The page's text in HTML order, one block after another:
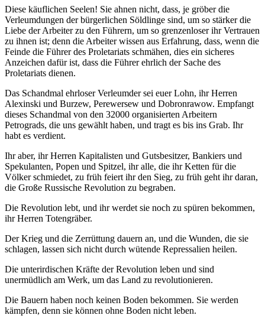
Diese käuflichen Seelen! Sie ahnen nicht, dass, je gröber die
Verleumdungen der bürgerlichen Söldlinge sind, um so stärker die
Liebe der Arbeiter zu den Führern, um so grenzenloser ihr Vertrauen
zu ihnen ist; denn die Arbeiter wissen aus Erfahrung, dass, wenn die
Feinde die Führer des Proletariats schmähen, dies ein sicheres
Anzeichen dafür ist, dass die Führer ehrlich der Sache des
Proletariats dienen.
Das Schandmal ehrloser Verleumder sei euer Lohn, ihr Herren
Alexinski und Burzew, Perewersew und Dobronrawow. Empfangt
dieses Schandmal von den 32000 organisierten Arbeitern
Petrograds, die uns gewählt haben, und tragt es bis ins Grab. Ihr
habt es verdient.
Ihr aber, ihr Herren Kapitalisten und Gutsbesitzer, Bankiers und
Spekulanten, Popen und Spitzel, ihr alle, die ihr Ketten für die
Völker schmiedet, zu früh feiert ihr den Sieg, zu früh geht ihr daran,
die Große Russische Revolution zu begraben.
Die Revolution lebt, und ihr werdet sie noch zu spüren bekommen,
ihr Herren Totengräber.
Der Krieg und die Zerrüttung dauern an, und die Wunden, die sie
schlagen, lassen sich nicht durch wütende Repressalien heilen.
Die unterirdischen Kräfte der Revolution leben und sind
unermüdlich am Werk, um das Land zu revolutionieren.
Die Bauern haben noch keinen Boden bekommen. Sie werden
kämpfen, denn sie können ohne Boden nicht leben.